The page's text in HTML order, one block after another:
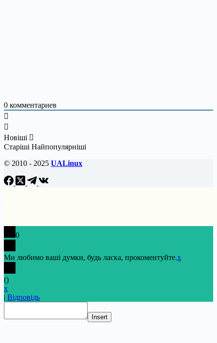
0 комментариев
Новіші
Старіші Найпопулярніші
© 2010 - 2025 UALinux
0
Ми любимо ваші думки, будь ласка, прокоментуйте.x
()
x
| Відповідь
Insert